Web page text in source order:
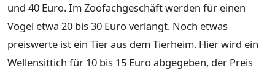
und 40 Euro. Im Zoofachgeschäft werden für einen
Vogel etwa 20 bis 30 Euro verlangt. Noch etwas
preiswerte ist ein Tier aus dem Tierheim. Hier wird ein
Wellensittich für 10 bis 15 Euro abgegeben, der Preis